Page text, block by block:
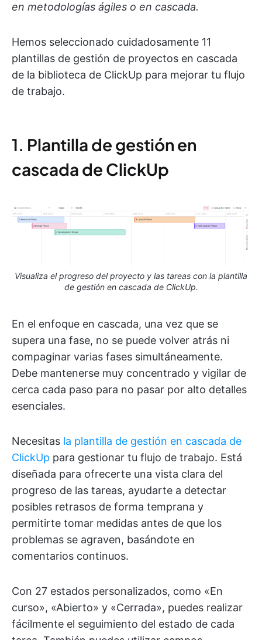
en metodologías ágiles o en cascada.
Hemos seleccionado cuidadosamente 11
plantillas de gestión de proyectos en cascada
de la biblioteca de ClickUp para mejorar tu flujo
de trabajo.
1. Plantilla de gestión en
cascada de ClickUp
Visualiza el progreso del proyecto y las tareas con la plantilla
de gestión en cascada de ClickUp.
En el enfoque en cascada, una vez que se
supera una fase, no se puede volver atrás ni
compaginar varias fases simultáneamente.
Debe mantenerse muy concentrado y vigilar de
cerca cada paso para no pasar por alto detalles
esenciales.
Necesitas la plantilla de gestión en cascada de
ClickUp para gestionar tu flujo de trabajo. Está
diseñada para ofrecerte una vista clara del
progreso de las tareas, ayudarte a detectar
posibles retrasos de forma temprana y
permitirte tomar medidas antes de que los
problemas se agraven, basándote en
comentarios continuos.
Con 27 estados personalizados, como «En
curso», «Abierto» y «Cerrada», puedes realizar
fácilmente el seguimiento del estado de cada